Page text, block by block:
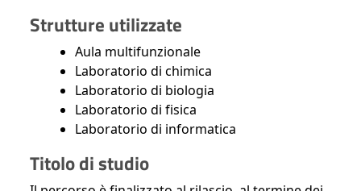
Strutture utilizzate
Aula multifunzionale
Laboratorio di chimica
Laboratorio di biologia
Laboratorio di fisica
Laboratorio di informatica
Titolo di studio